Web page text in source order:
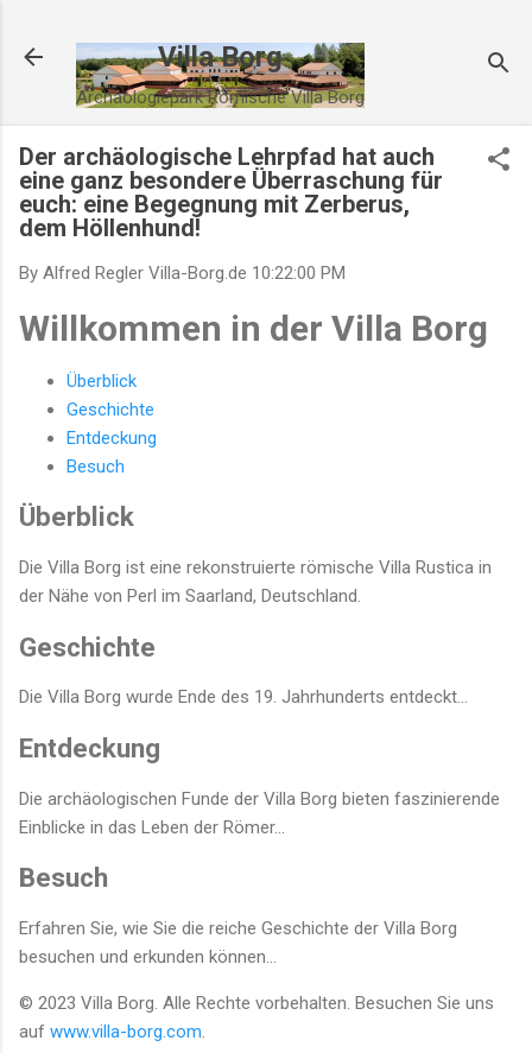
Villa Borg
Archäologiepark Römische Villa Borg
Der archäologische Lehrpfad hat auch
eine ganz besondere Überraschung für
euch: eine Begegnung mit Zerberus,
dem Höllenhund!
By Alfred Regler Villa-Borg.de 10:22:00 PM
Willkommen in der Villa Borg
Überblick
Geschichte
Entdeckung
Besuch
Überblick
Die Villa Borg ist eine rekonstruierte römische Villa Rustica in
der Nähe von Perl im Saarland, Deutschland.
Geschichte
Die Villa Borg wurde Ende des 19. Jahrhunderts entdeckt...
Entdeckung
Die archäologischen Funde der Villa Borg bieten faszinierende
Einblicke in das Leben der Römer...
Besuch
Erfahren Sie, wie Sie die reiche Geschichte der Villa Borg
besuchen und erkunden können...
© 2023 Villa Borg. Alle Rechte vorbehalten. Besuchen Sie uns
auf www.villa-borg.com.